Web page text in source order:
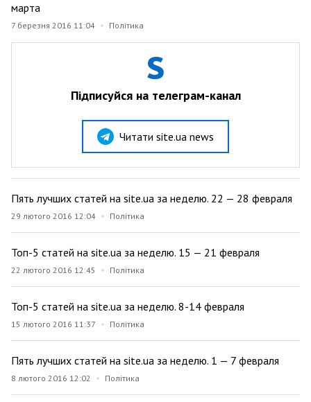
марта
7 березня 2016 11:04 Політика
Підписуйся на телеграм-канал
Читати site.ua news
Пять лучших статей на site.ua за неделю. 22 — 28 февраля
29 лютого 2016 12:04 Політика
Топ-5 статей на site.ua за неделю. 15 — 21 февраля
22 лютого 2016 12:45 Політика
Топ-5 статей на site.ua за неделю. 8-14 февраля
15 лютого 2016 11:37 Політика
Пять лучших статей на site.ua за неделю. 1 — 7 февраля
8 лютого 2016 12:02 Політика